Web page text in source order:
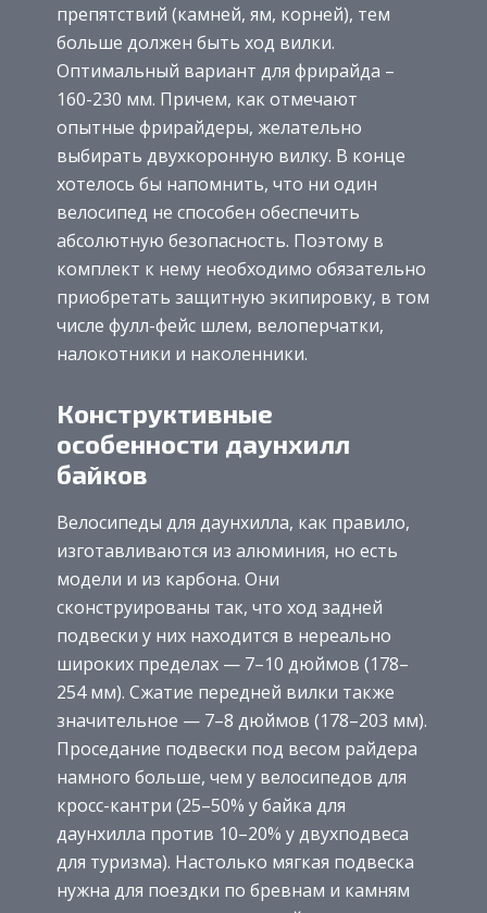
препятствий (камней, ям, корней), тем
больше должен быть ход вилки.
Оптимальный вариант для фрирайда –
160-230 мм. Причем, как отмечают
опытные фрирайдеры, желательно
выбирать двухкоронную вилку. В конце
хотелось бы напомнить, что ни один
велосипед не способен обеспечить
абсолютную безопасность. Поэтому в
комплект к нему необходимо обязательно
приобретать защитную экипировку, в том
числе фулл-фейс шлем, велоперчатки,
налокотники и наколенники.
Конструктивные
особенности даунхилл
байков
Велосипеды для даунхилла, как правило,
изготавливаются из алюминия, но есть
модели и из карбона. Они
сконструированы так, что ход задней
подвески у них находится в нереально
широких пределах — 7–10 дюймов (178–
254 мм). Сжатие передней вилки также
значительное — 7–8 дюймов (178–203 мм).
Проседание подвески под весом райдера
намного больше, чем у велосипедов для
кросс-кантри (25–50% у байка для
даунхилла против 10–20% у двухподвеса
для туризма). Настолько мягкая подвеска
нужна для поездки по бревнам и камням